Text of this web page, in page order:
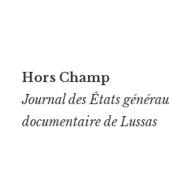
au
contenu
principal
Hors Champ
Journal des États
documentaire de Lussas